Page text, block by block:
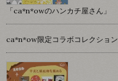
「ca*n*owのハンカチ屋さん」
ca*n*ow限定コラボコレクション